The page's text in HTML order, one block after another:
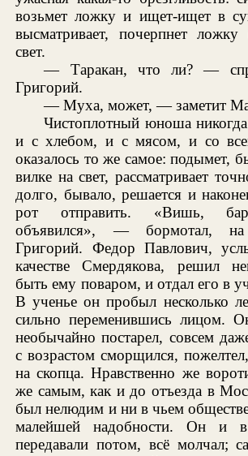
возьмет ложку и ищет-ищет в
высматривает, почерпнет
свет.
— Таракан, что ли? —
Григорий.
— Муха, может, — заметит
Чистоплотный юноша
и с хлебом, и с мясом, и со
оказалось то же самое: подымет,
вилке на свет, рассматривает
долго, бывало, решается и
рот отправить. «Вишь,
объявился», — бормотал,
Григорий. Федор Павлович,
качестве Смердякова, решил
быть ему поваром, и отдал его в
В ученье он пробыл несколько
сильно переменившись лицом.
необычайно постарел, совсем
с возрастом сморщился,
на скопца. Нравственно же
же самым, как и до отъезда в
был нелюдим и ни в чьем
малейшей надобности. Он и
передавали потом, всё молчал;